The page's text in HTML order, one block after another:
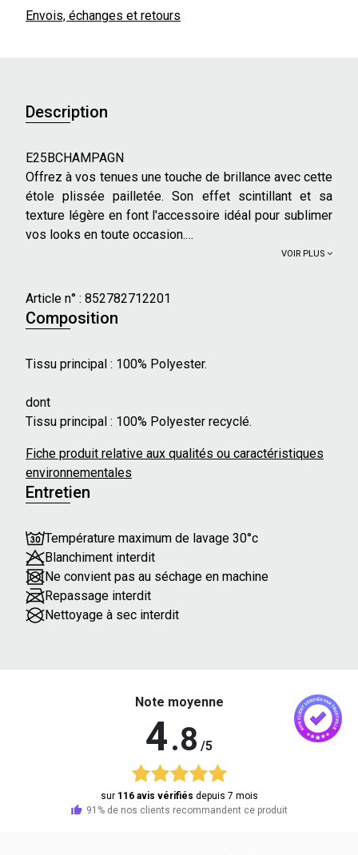
Envois, échanges et retours
Description
E25BCHAMPAGN
Offrez à vos tenues une touche de brillance avec cette
étole plissée pailletée. Son effet scintillant et sa
texture légère en font l'accessoire idéal pour sublimer
vos looks en toute occasion.
- Dimensions : Longueur : 180 cm - Largeur : 100 cm
- Paillettes
Valable pour les coloris suivants : Ecru, Rose et
VOIR PLUS
Article n° : 852782712201
Composition
Tissu principal : 100% Polyester.
dont
Tissu principal : 100% Polyester recyclé.
Fiche produit relative aux qualités ou caractéristiques
environnementales
Entretien
Température maximum de lavage 30°c
Blanchiment interdit
Ne convient pas au séchage en machine
Repassage interdit
Nettoyage à sec interdit
Note moyenne
4.8 /5
sur 116 avis vérifiés depuis 7 mois
91% de nos clients recommandent ce produit